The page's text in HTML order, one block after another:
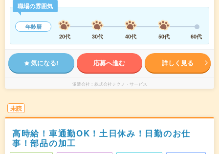
職場の雰囲気
年齢層
20代
30代 40代 50代 60代
気になる! 応募へ進む 詳しく見る
派遣会社 株式会社テクノ・サービス
未読
高時給！車通勤OK！土日休み！日勤のお仕
事！部品の加工